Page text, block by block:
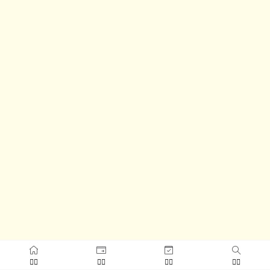
   